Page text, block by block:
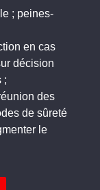
; peines-
en cas
décision
;
des
de sûreté
le